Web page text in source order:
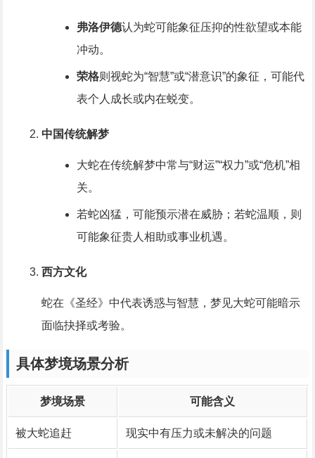
弗洛伊德认为蛇可能象征压抑的性欲望或本能
冲动。
荣格则视蛇为“智慧”或“潜意识”的象征，可能代
表个人成长或内在蜕变。
中国传统解梦
大蛇在传统解梦中常与“财运”“权力”或“危机”相
关。
若蛇凶猛，可能预示潜在威胁；若蛇温顺，则
可能象征贵人相助或事业机遇。
西方文化
蛇在《圣经》中代表诱惑与智慧，梦见大蛇可能暗示
面临抉择或考验。
具体梦境场景分析
梦境场景 可能含义
被大蛇追赶 现实中有压力或未解决的问题